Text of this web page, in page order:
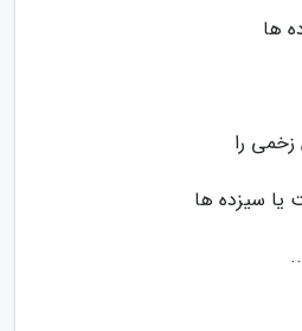
ها
زخمی را
سیزده ها